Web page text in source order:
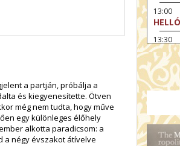
a partján, próbálja a
és kiegyenesítette. Ötven
még nem tudta, hogy műve
egy különleges élőhely
alkotta paradicsom: a
a négy évszakot átívelve
13:00
13:30
A
13:30
15:00